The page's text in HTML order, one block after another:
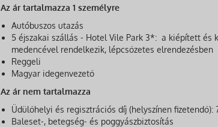
Az ár tartalmazza 1 személyre
Autóbuszos utazás
5 éjszakai szállás - Hotel Vile Park 3*: a kiépített és
medencével rendelkezik, lépcsőzetes elrendezésben
Reggeli
Magyar idegenvezető
Az ár nem tartalmazza
Üdülőhelyi és regisztrációs díj (helyszínen
Baleset-, betegség- és poggyászbiztosítás